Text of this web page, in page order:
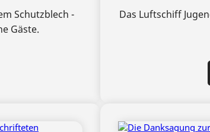
Schutzblech -
Gäste.
Das Luftschiff